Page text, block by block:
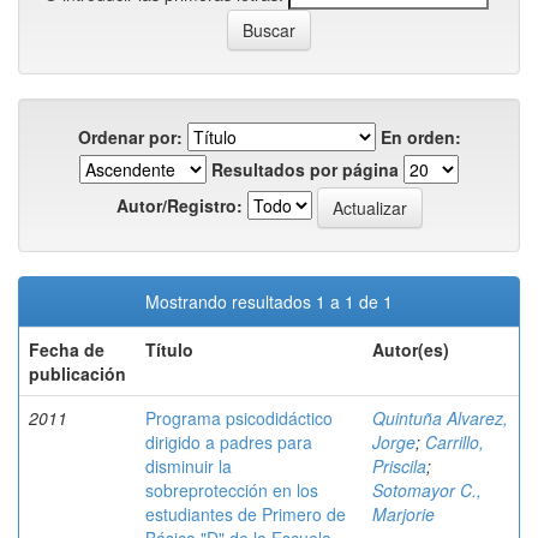
Ordenar por:
En orden:
Resultados por página
Autor/Registro:
Mostrando resultados 1 a 1 de 1
Fecha de
publicación
Título Autor(es)
2011
Programa psicodidáctico
dirigido a padres para
disminuir la
sobreprotección en los
estudiantes de Primero de
Quintuña Alvarez,
Jorge; Carrillo,
Priscila;
Sotomayor C.,
Marjorie